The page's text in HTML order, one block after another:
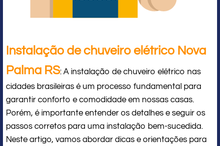
Instalação de chuveiro elétrico Nova
Palma RS: A instalação de chuveiro elétrico nas
cidades brasileiras é um processo fundamental para
garantir conforto e comodidade em nossas casas.
Porém, é importante entender os detalhes e seguir os
passos corretos para uma instalação bem-sucedida.
Neste artigo, vamos abordar dicas e orientações para